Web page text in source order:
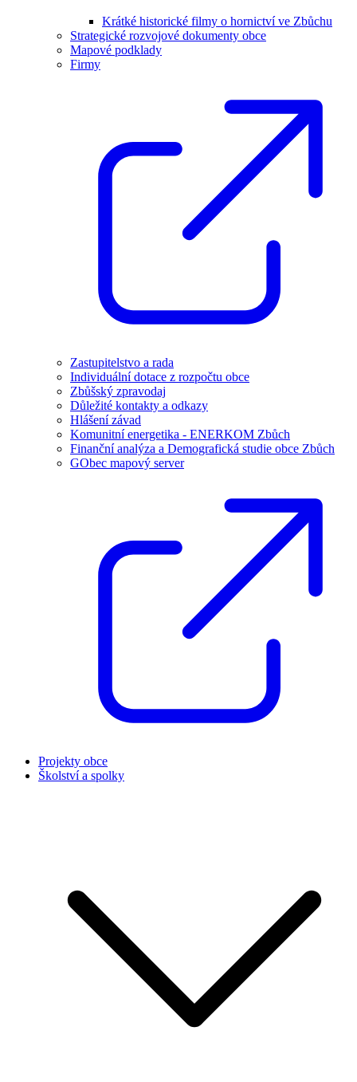
Krátké historické filmy o hornictví ve Zbůchu
Strategické rozvojové dokumenty obce
Mapové podklady
Firmy
Zastupitelstvo a rada
Individuální dotace z rozpočtu obce
Zbůšský zpravodaj
Důležité kontakty a odkazy
Hlášení závad
Komunitní energetika - ENERKOM Zbůch
Finanční analýza a Demografická studie obce Zbůch
GObec mapový server
Projekty obce
Školství a spolky